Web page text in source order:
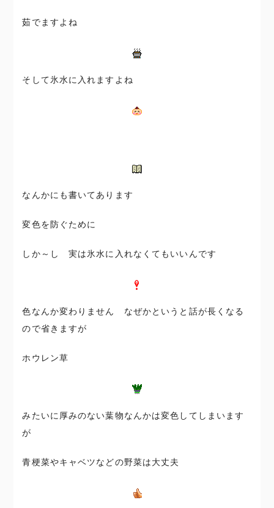
茹でますよね
そして氷水に入れますよね
なんかにも書いてあります
変色を防ぐために
しか～し 実は氷水に入れなくてもいいんです
色なんか変わりません なぜかというと話が長くなる
ので省きますが
ホウレン草
みたいに厚みのない葉物なんかは変色してしまいます
が
青梗菜やキャベツなどの野菜は大丈夫